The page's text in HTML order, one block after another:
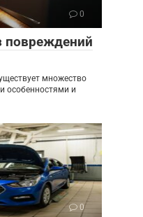
0
повреждений
множество
особенностями и
0